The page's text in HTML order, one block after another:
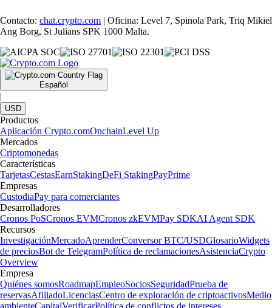
Contacto: chat.crypto.com | Oficina: Level 7, Spinola Park, Triq Mikiel
Ang Borg, St Julians SPK 1000 Malta.
Español
|
USD
Productos
Aplicación Crypto.comOnchainLevel Up
Mercados
Criptomonedas
Características
TarjetasCestasEarnStakingDeFi StakingPayPrime
Empresas
CustodiaPay para comerciantes
Desarrolladores
Cronos PoSCronos EVMCronos zkEVMPay SDKAI Agent SDK
Recursos
InvestigaciónMercadoAprenderConversor BTC/USDGlosarioWidgets
de preciosBot de TelegramPolítica de reclamacionesAsistenciaCrypto
Overview
Empresa
Quiénes somosRoadmapEmpleoSociosSeguridadPrueba de
reservasAfiliadoLicenciasCentro de exploración de criptoactivosMedio
ambienteCapitalVerificarPolítica de conflictos de intereses